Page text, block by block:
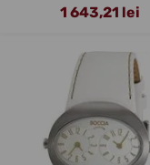
1 643,21 lei